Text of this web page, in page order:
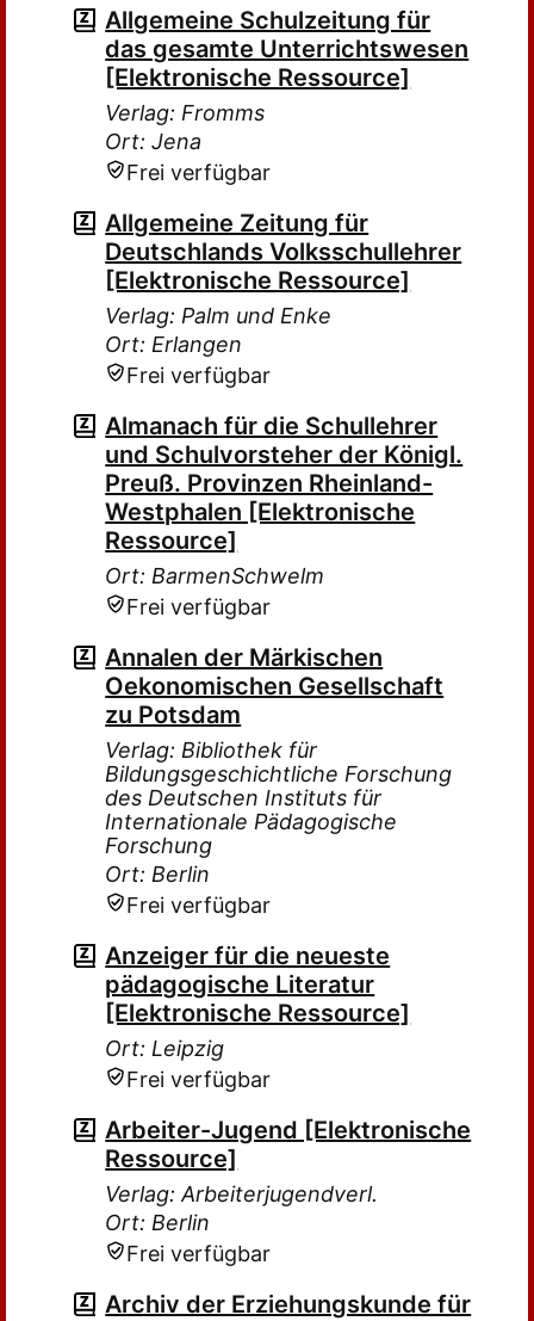
Allgemeine Schulzeitung für
das gesamte Unterrichtswesen
[Elektronische Ressource]
Verlag: Fromms
Ort: Jena
Frei verfügbar
Allgemeine Zeitung für
Deutschlands Volksschullehrer
[Elektronische Ressource]
Verlag: Palm und Enke
Ort: Erlangen
Frei verfügbar
Almanach für die Schullehrer
und Schulvorsteher der Königl.
Preuß. Provinzen Rheinland-
Westphalen [Elektronische
Ressource]
Ort: BarmenSchwelm
Frei verfügbar
Annalen der Märkischen
Oekonomischen Gesellschaft
zu Potsdam
Verlag: Bibliothek für
Bildungsgeschichtliche Forschung
des Deutschen Instituts für
Internationale Pädagogische
Forschung
Ort: Berlin
Frei verfügbar
Anzeiger für die neueste
pädagogische Literatur
[Elektronische Ressource]
Ort: Leipzig
Frei verfügbar
Arbeiter-Jugend [Elektronische
Ressource]
Verlag: Arbeiterjugendverl.
Ort: Berlin
Frei verfügbar
Archiv der Erziehungskunde für